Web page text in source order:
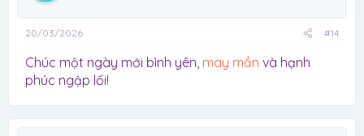
20/03/2026 #14
Chúc một ngày mới bình yên, may mắn và hạnh
phúc ngập lối!